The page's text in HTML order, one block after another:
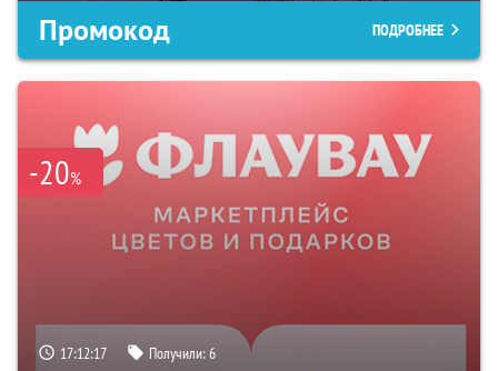
Промокод ПОДРОБНЕЕ
-20%
17:12:16 Получили:6